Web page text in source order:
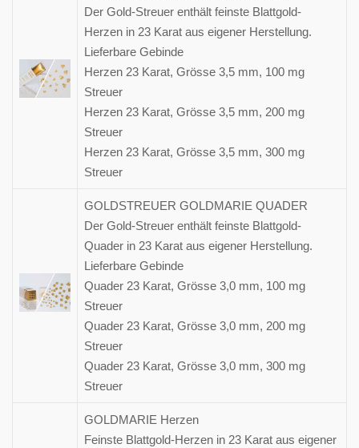
Der Gold-Streuer enthält feinste Blattgold-
Herzen in 23 Karat aus eigener Herstellung.
Lieferbare Gebinde
Herzen 23 Karat, Grösse 3,5 mm, 100 mg
Streuer
Herzen 23 Karat, Grösse 3,5 mm, 200 mg
Streuer
Herzen 23 Karat, Grösse 3,5 mm, 300 mg
Streuer
GOLDSTREUER GOLDMARIE QUADER
Der Gold-Streuer enthält feinste Blattgold-
Quader in 23 Karat aus eigener Herstellung.
Lieferbare Gebinde
Quader 23 Karat, Grösse 3,0 mm, 100 mg
Streuer
Quader 23 Karat, Grösse 3,0 mm, 200 mg
Streuer
Quader 23 Karat, Grösse 3,0 mm, 300 mg
Streuer
GOLDMARIE Herzen
Feinste Blattgold-Herzen in 23 Karat aus eigener